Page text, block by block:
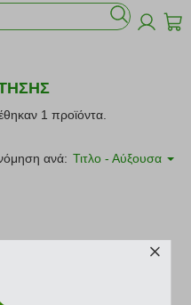
1 προϊόντα.
ανά: Τιτλο - Αύξουσα